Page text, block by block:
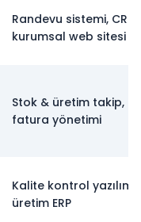
Randevu sistemi, CRM,
kurumsal web sitesi
Stok & üretim takip,
fatura yönetimi
Kalite kontrol yazılımı,
üretim ERP